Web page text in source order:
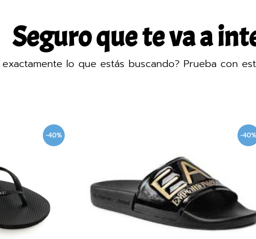
Seguro que te va a
exactamente lo que estás buscando? Prueba con
-40% -